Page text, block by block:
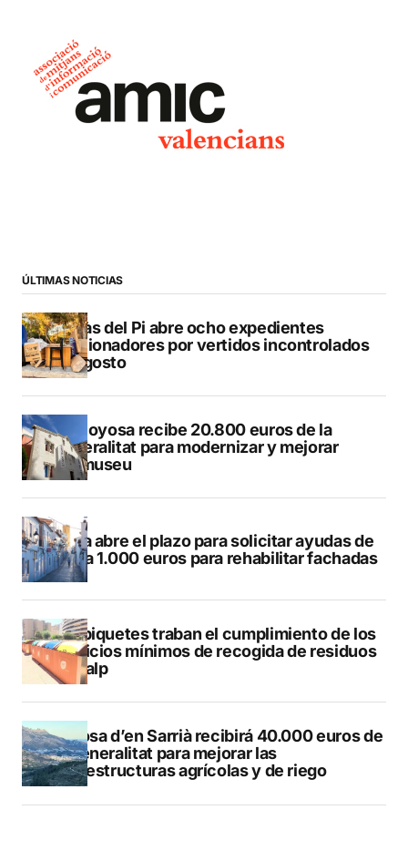
ÚLTIMAS NOTICIAS
L’Alfàs del Pi abre ocho expedientes
sancionadores por vertidos incontrolados
en agosto
Villajoyosa recibe 20.800 euros de la
Generalitat para modernizar y mejorar
Vilamuseu
Altea abre el plazo para solicitar ayudas de
hasta 1.000 euros para rehabilitar fachadas
Los piquetes traban el cumplimiento de los
servicios mínimos de recogida de residuos
en Calp
Callosa d’en Sarrià recibirá 40.000 euros de
la Generalitat para mejorar las
infraestructuras agrícolas y de riego